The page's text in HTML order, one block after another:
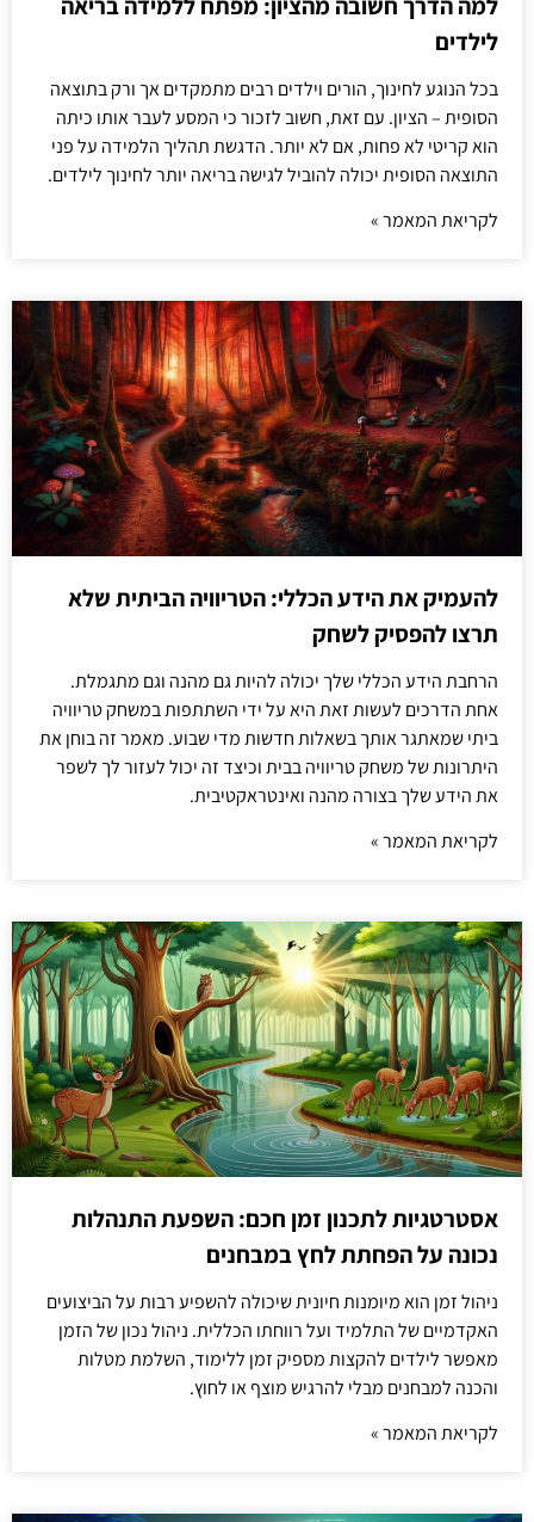
למה הדרך חשובה מהציון: מפתח ללמידה בריאה
לילדים
בכל הנוגע לחינוך, הורים וילדים רבים מתמקדים אך ורק בתוצאה
הסופית – הציון. עם זאת, חשוב לזכור כי המסע לעבר אותו כיתה
הוא קריטי לא פחות, אם לא יותר. הדגשת תהליך הלמידה על פני
התוצאה הסופית יכולה להוביל לגישה בריאה יותר לחינוך לילדים.
לקריאת המאמר »
להעמיק את הידע הכללי: הטריוויה הביתית שלא
תרצו להפסיק לשחק
הרחבת הידע הכללי שלך יכולה להיות גם מהנה וגם מתגמלת.
אחת הדרכים לעשות זאת היא על ידי השתתפות במשחק טריוויה
ביתי שמאתגר אותך בשאלות חדשות מדי שבוע. מאמר זה בוחן את
היתרונות של משחק טריוויה בבית וכיצד זה יכול לעזור לך לשפר
את הידע שלך בצורה מהנה ואינטראקטיבית.
לקריאת המאמר »
אסטרטגיות לתכנון זמן חכם: השפעת התנהלות
נכונה על הפחתת לחץ במבחנים
ניהול זמן הוא מיומנות חיונית שיכולה להשפיע רבות על הביצועים
האקדמיים של התלמיד ועל רווחתו הכללית. ניהול נכון של הזמן
מאפשר לילדים להקצות מספיק זמן ללימוד, השלמת מטלות
והכנה למבחנים מבלי להרגיש מוצף או לחוץ.
לקריאת המאמר »